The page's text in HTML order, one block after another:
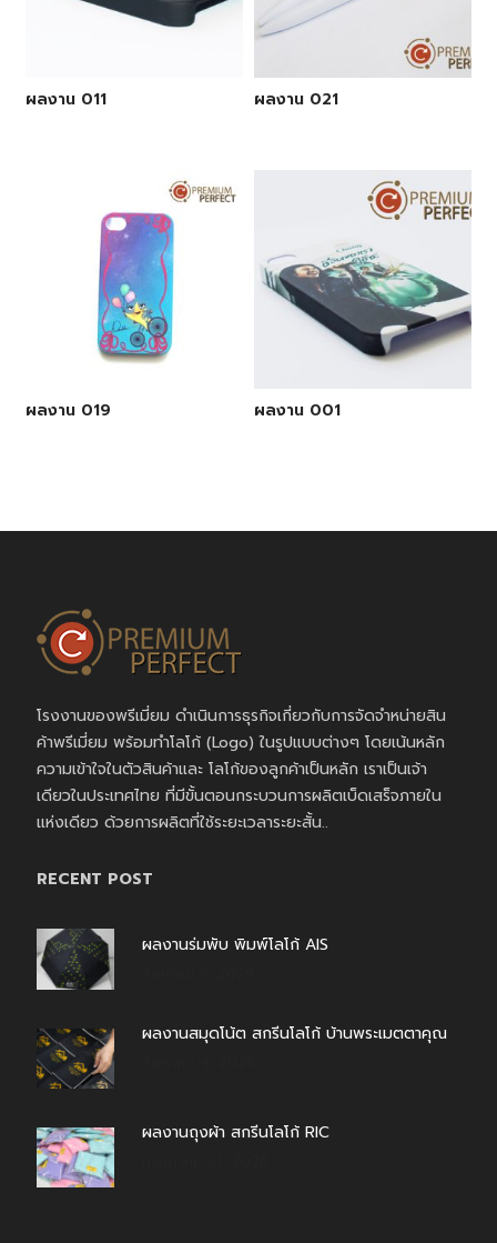
ผลงาน 011 ผลงาน 021
ผลงาน 019 ผลงาน 001
โรงงานของพรีเมี่ยม ดำเนินการธุรกิจเกี่ยวกับการจัดจำหน่ายสิน
ค้าพรีเมี่ยม พร้อมทำโลโก้ (Logo) ในรูปแบบต่างๆ โดยเน้นหลัก
ความเข้าใจในตัวสินค้าและ โลโก้ของลูกค้าเป็นหลัก เราเป็นเจ้า
เดียวในประเทศไทย ที่มีขั้นตอนกระบวนการผลิตเบ็ดเสร็จภายใน
แห่งเดียว ด้วยการผลิตที่ใช้ระยะเวลาระยะสั้น..
RECENT POST
ผลงานร่มพับ พิมพ์โลโก้ AIS
ผลงานสมุดโน้ต สกรีนโลโก้ บ้านพระเมตตาคุณ
ผลงานถุงผ้า สกรีนโลโก้ RIC